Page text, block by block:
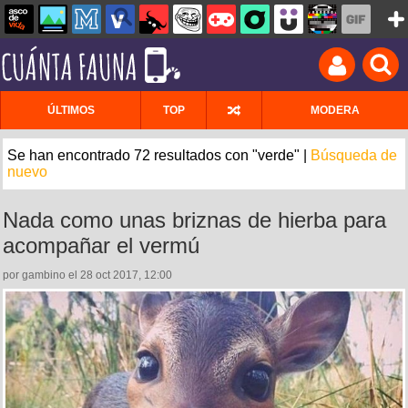
ÚLTIMOS TOP MODERA
Se han encontrado 72 resultados con "verde" |
Búsqueda de
nuevo
Nada como unas briznas de hierba para
acompañar el vermú
por gambino el 28 oct 2017, 12:00